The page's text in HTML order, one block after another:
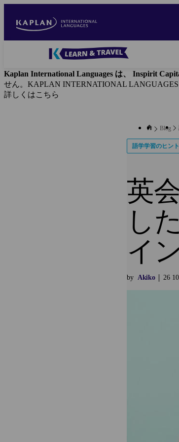
main
Blog
Main
navigation
Kaplan International Languages は、 Inspirit
せん。KAPLAN INTERNATIONAL
詳しくはこちら
Blog
語学学習のヒント
英
し
イ
by Akiko 26